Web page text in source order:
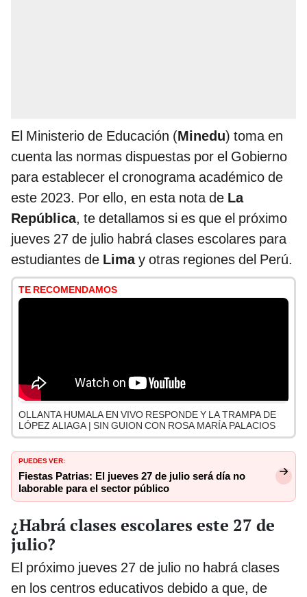
El Ministerio de Educación (Minedu) toma en
cuenta las normas dispuestas por el Gobierno
para establecer el cronograma académico de
este 2023. Por ello, en esta nota de La
República, te detallamos si es que el próximo
jueves 27 de julio habrá clases escolares para
estudiantes de Limay otras regiones del Perú.
TE RECOMENDAMOS
OLLANTA HUMALA EN VIVO RESPONDE Y LA TRAMPA DE
LÓPEZ ALIAGA | SIN GUION CON ROSA MARÍA PALACIOS
PUEDES VER:
Fiestas Patrias: El jueves 27 de julio será día no
laborable para el sector público
¿Habrá clases escolares este 27 de
julio?
El próximo jueves 27 de julio no habrá clases
en los centros educativos debido a que, de